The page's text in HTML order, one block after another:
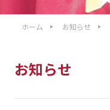
ホーム お知らせ
お知らせ